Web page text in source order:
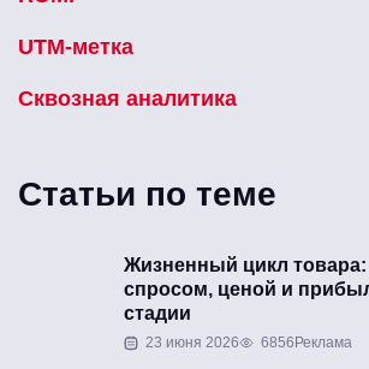
UTM-метка
Сквозная аналитика
Статьи по теме
Жизненный цикл товара:
спросом, ценой и
стадии
23 июня 2026 6856 Реклама